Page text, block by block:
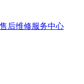
后维修服务中心